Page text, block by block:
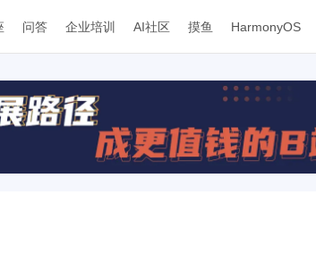
问答 企业培训 AI社区 摸鱼 HarmonyOS